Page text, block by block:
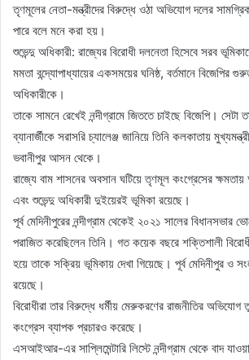
তৃণমূলের নেতা-মন্ত্রীদের বিরুদ্ধে ওঠা অভিযোগ দলের
পারে বলে মনে করা হয়।
শুভেন্দু অধিকারী: রাজ্যের বিরোধী দলনেতা হিসেবে সরব
মমতা বন্দ্যোপাধ্যায়ের একসময়ের ঘনিষ্ঠ, বর্তমানে বিজেপির
অধিকারীকে।
তাকে সামনে রেখেই নন্দীগ্রামে জিততে চাইছে বিজেপি।
ব্যানার্জীকে সরাসরি চ্যালেঞ্জ জানিয়ে তিনি কলকাতায়
ভবানীপুর আসন থেকে।
রাজ্যে বাম শাসনের অবসান ঘটিয়ে তৃণমূল কংগ্রেসের ক্ষমতায়
এবং শুভেন্দু অধিকারী দুইয়েরই ভূমিকা রয়েছে।
পূর্ব মেদিনীপুরের নন্দীগ্রাম থেকেই ২০২১ সালের বিধানসভার
পরাজিত করেছিলেন তিনি। গত কয়েক বছরে শক্তিশালী বিরোধী
হয়ে তাকে সক্রিয় ভূমিকায় দেখা গিয়েছে। পূর্ব মেদিনীপুর ও
রয়েছে।
বিরোধীরা তার বিরুদ্ধে ধর্মীয় মেরুকরণের রাজনীতির
কংগ্রেস ব্যাপক প্রচারও করেছে।
এসআইআর-এর সাপ্লিমেন্টারি লিস্টে নন্দীগ্রাম থেকে বাদ